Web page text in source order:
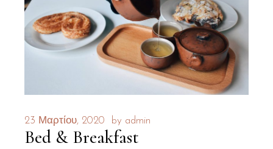
23 Μαρτίου, 2020 by admin
Bed & Breakfast